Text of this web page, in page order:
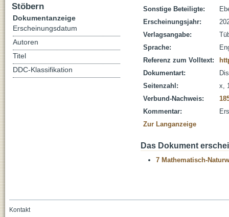
Sonstige Beteiligte:
Erscheinungsjahr:
Verlagsangabe:
Sprache:
Referenz zum Volltext:
Dokumentart:
Seitenzahl:
x,
Verbund-Nachweis:
Kommentar:
Zur Langanzeige
Das Dokument
7 Mathematisch-
Stöbern
Dokumentanzeige
Erscheinungsdatum
Autoren
Titel
DDC-Klassifikation
Kontakt